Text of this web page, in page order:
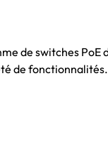
de switches PoE
de fonctionnalités.